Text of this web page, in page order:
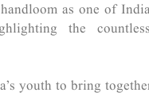
as one of
the
youth to bring